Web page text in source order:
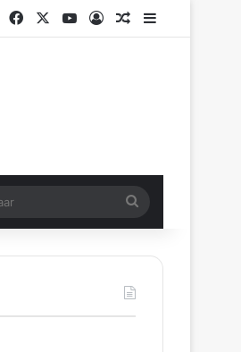
Facebook
X YouTubeLog InGerelateerd artikel
Sidebar
Zoeken
naar